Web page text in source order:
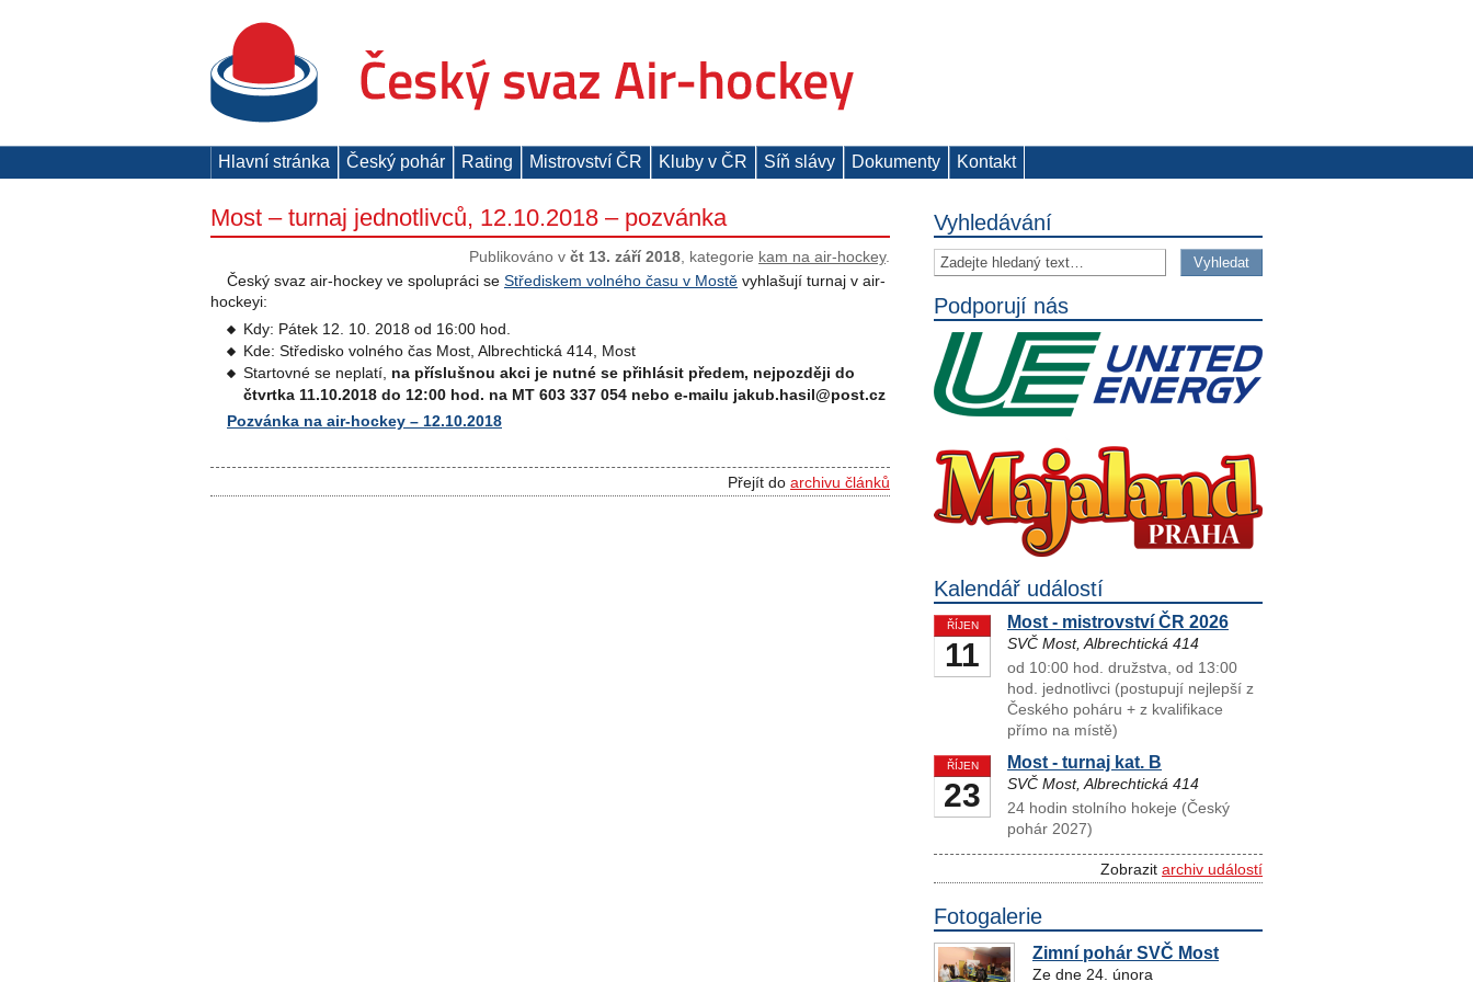
Hlavní stránka Český pohár Rating Mistrovství ČR Kluby v ČR Síň slávy Dokumenty Kontakt
Most – turnaj jednotlivců, 12.10.2018 – pozvánka
Publikováno v čt 13. září 2018 , kategorie kam na air-hockey.
Český svaz air-hockey ve spolupráci se Střediskem volného času v Mostě vyhlašují turnaj v air-
hockeyi:
Kdy: Pátek 12. 10. 2018 od 16:00 hod.
Kde: Středisko volného čas Most, Albrechtická 414, Most
Startovné se neplatí, na příslušnou akci je nutné se přihlásit předem, nejpozději do
čtvrtka 11.10.2018 do 12:00 hod. na MT 603 337 054 nebo e-mailu jakub.hasil@post.cz
Pozvánka na air-hockey – 12.10.2018
Přejít do archivu článků
Vyhledávání
Podporují nás
Kalendář událostí
ŘÍJEN
11
Most - mistrovství ČR 2026
SVČ Most, Albrechtická 414
od 10:00 hod. družstva, od 13:00
hod. jednotlivci (postupují nejlepší z
Českého poháru + z kvalifikace
přímo na místě)
ŘÍJEN
23
Most - turnaj kat. B
SVČ Most, Albrechtická 414
24 hodin stolního hokeje (Český
pohár 2027)
Zobrazit archiv událostí
Fotogalerie
Zimní pohár SVČ Most
Ze dne 24. února